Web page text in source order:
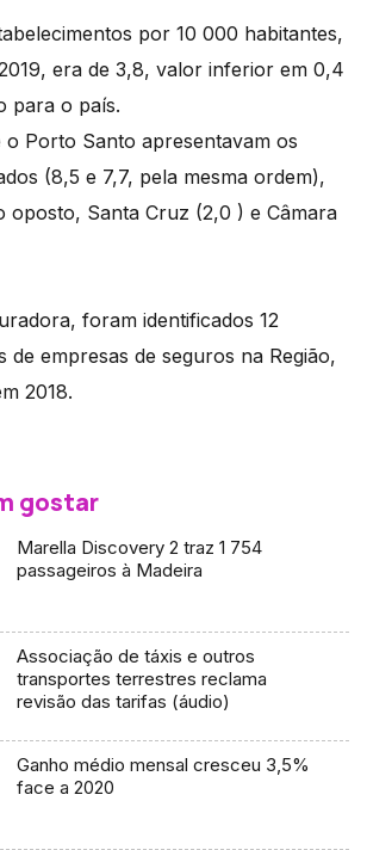
por 10 000 habitantes,
era de 3,8, valor inferior em 0,4
para o país.
Porto Santo apresentavam os
(8,5 e 7,7, pela mesma ordem),
oposto, Santa Cruz (2,0 ) e Câmara
foram identificados 12
de empresas de seguros na Região,
2018.
gostar
Marella Discovery 2 traz 1 754
passageiros à Madeira
Associação de táxis e outros
transportes terrestres reclama
revisão das tarifas (áudio)
Ganho médio mensal cresceu 3,5%
face a 2020